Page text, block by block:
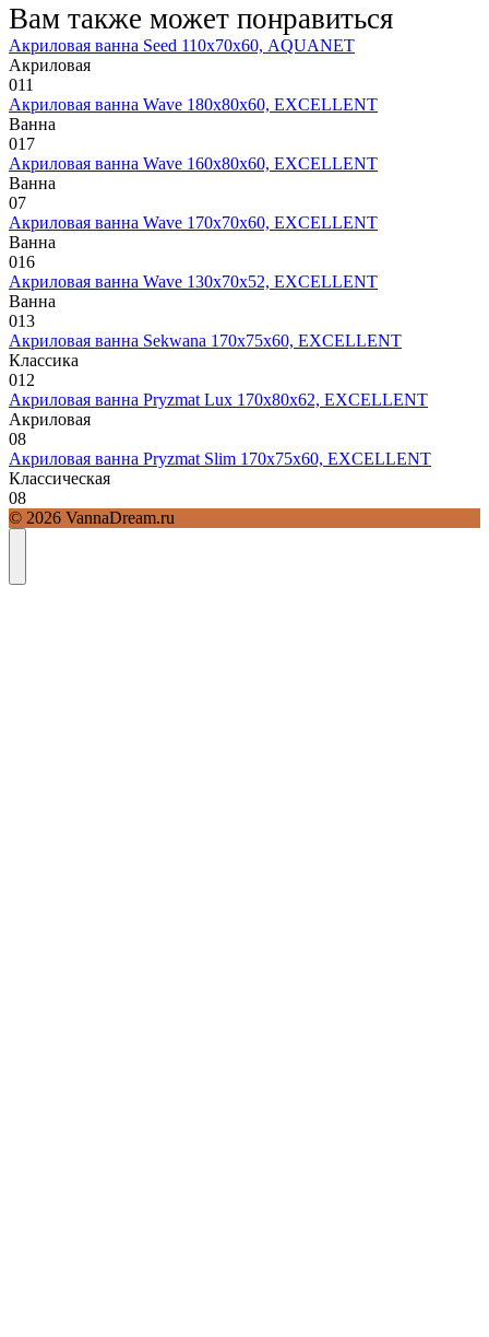
Вам также может понравиться
Акриловая ванна Seed 110х70х60, AQUANET
Акриловая
011
Акриловая ванна Wave 180х80х60, EXCELLENT
Ванна
017
Акриловая ванна Wave 160х80х60, EXCELLENT
Ванна
07
Акриловая ванна Wave 170х70х60, EXCELLENT
Ванна
016
Акриловая ванна Wave 130х70х52, EXCELLENT
Ванна
013
Акриловая ванна Sekwana 170х75х60, EXCELLENT
Классика
012
Акриловая ванна Pryzmat Lux 170х80х62, EXCELLENT
Акриловая
08
Акриловая ванна Pryzmat Slim 170х75х60, EXCELLENT
Классическая
08
© 2026 VannaDream.ru